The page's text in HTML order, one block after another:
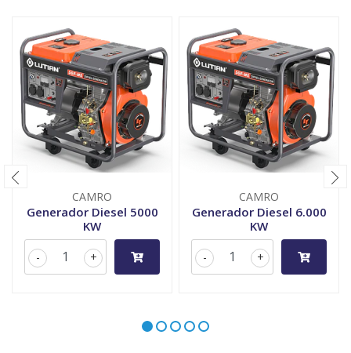
CAMRO
Generador Diesel 5000
KW
+
-
CAMRO
Generador Diesel 6.000
KW
+
-